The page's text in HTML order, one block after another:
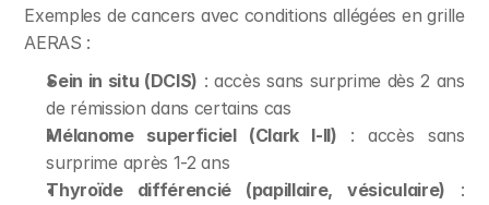
Exemples de cancers avec conditions allégées en grille
AERAS :
Sein in situ (DCIS) : accès sans surprime dès 2 ans
de rémission dans certains cas
Mélanome superficiel (Clark I-II) : accès sans
surprime après 1-2 ans
Thyroïde différencié (papillaire, vésiculaire) :